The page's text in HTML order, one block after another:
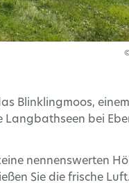
Blinklingmoos,
bei
nennenswerten
Sie die frische Luft.